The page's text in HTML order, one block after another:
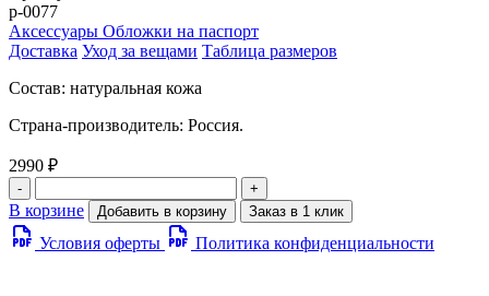
p-0077
Аксессуары Обложки на паспорт
Доставка Уход за вещами Таблица размеров
Состав: натуральная кожа
Страна-производитель: Россия.
2990 ₽
- +
В корзине Добавить в корзину Заказ в 1 клик
Условия оферты Политика конфиденциальности